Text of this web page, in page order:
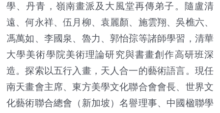
學、丹青，嶺南畫派及大風堂再傳弟子。隨盧清
遠、何永祥、伍月柳、袁麗顏、施雲翔、吳樵六、
馮萬如、李國泉、魯力、郭怡孮等諸師學習，清華
大學美術學院美術理論研究與書畫創作高研班深
造。探索以五行入畫，天人合一的藝術語言。現任
南天畫會主席、東方美學文化聯合會會長、世界文
化藝術聯合總會（新加坡）名譽理事、中國楹聯學